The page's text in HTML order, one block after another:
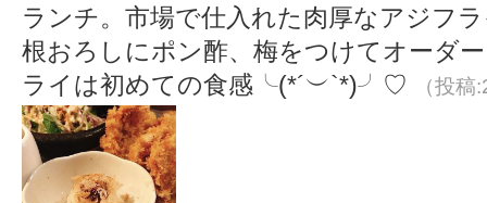
ランチ。市場で仕入れた肉厚なアジフ
根おろしにポン酢、梅をつけてオーダ
ライは初めての食感╰(*´︶`*)╯♡
（投